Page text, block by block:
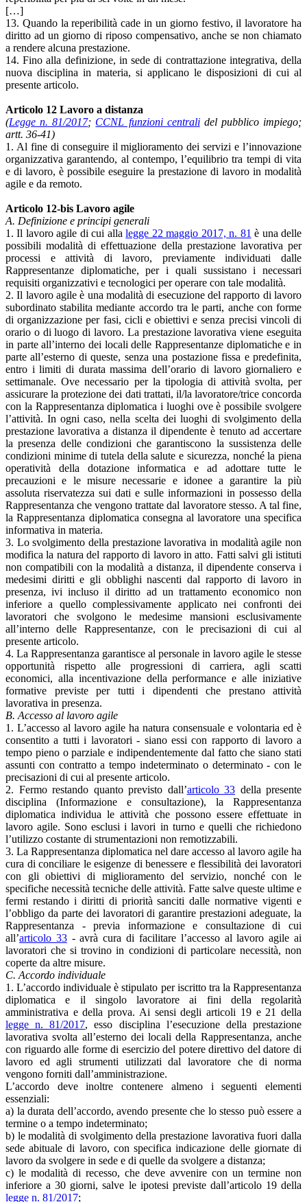
[…]
13. Quando la reperibilità cade in un giorno festivo, il lavoratore ha
diritto ad un giorno di riposo compensativo, anche se non chiamato
a rendere alcuna prestazione.
14. Fino alla definizione, in sede di contrattazione integrativa, della
nuova disciplina in materia, si applicano le disposizioni di cui al
presente articolo.
Articolo 12 Lavoro a distanza
(Legge n. 81/2017; CCNL funzioni centralidel pubblico impiego;
artt. 36-41)
1. Al fine di conseguire il miglioramento dei servizi e l’innovazione
organizzativa garantendo, al contempo, l’equilibrio tra tempi di vita
e di lavoro, è possibile eseguire la prestazione di lavoro in modalità
agile e da remoto.
Articolo 12-bis Lavoro agile
A. Definizione e principi generali
1. Il lavoro agile di cui allalegge 22 maggio 2017, n. 81 è una delle
possibili modalità di effettuazione della prestazione lavorativa per
processi e attività di lavoro, previamente individuati dalle
Rappresentanze diplomatiche, per i quali sussistano i necessari
requisiti organizzativi e tecnologici per operare con tale modalità.
2. Il lavoro agile è una modalità di esecuzione del rapporto di lavoro
subordinato stabilita mediante accordo tra le parti, anche con forme
di organizzazione per fasi, cicli e obiettivi e senza precisi vincoli di
orario o di luogo di lavoro. La prestazione lavorativa viene eseguita
in parte all’interno dei locali delle Rappresentanze diplomatiche e in
parte all’esterno di queste, senza una postazione fissa e predefinita,
entro i limiti di durata massima dell’orario di lavoro giornaliero e
settimanale. Ove necessario per la tipologia di attività svolta, per
assicurare la protezione dei dati trattati, il/la lavoratore/trice concorda
con la Rappresentanza diplomatica i luoghi ove è possibile svolgere
l’attività. In ogni caso, nella scelta dei luoghi di svolgimento della
prestazione lavorativa a distanza il dipendente è tenuto ad accertare
la presenza delle condizioni che garantiscono la sussistenza delle
condizioni minime di tutela della salute e sicurezza, nonché la piena
operatività della dotazione informatica e ad adottare tutte le
precauzioni e le misure necessarie e idonee a garantire la più
assoluta riservatezza sui dati e sulle informazioni in possesso della
Rappresentanza che vengono trattate dal lavoratore stesso. A tal fine,
la Rappresentanza diplomatica consegna al lavoratore una specifica
informativa in materia.
3. Lo svolgimento della prestazione lavorativa in modalità agile non
modifica la natura del rapporto di lavoro in atto. Fatti salvi gli istituti
non compatibili con la modalità a distanza, il dipendente conserva i
medesimi diritti e gli obblighi nascenti dal rapporto di lavoro in
presenza, ivi incluso il diritto ad un trattamento economico non
inferiore a quello complessivamente applicato nei confronti dei
lavoratori che svolgono le medesime mansioni esclusivamente
all’interno delle Rappresentanze, con le precisazioni di cui al
presente articolo.
4. La Rappresentanza garantisce al personale in lavoro agile le stesse
opportunità rispetto alle progressioni di carriera, agli scatti
economici, alla incentivazione della performance e alle iniziative
formative previste per tutti i dipendenti che prestano attività
lavorativa in presenza.
B. Accesso al lavoro agile
1. L’accesso al lavoro agile ha natura consensuale e volontaria ed è
consentito a tutti i lavoratori - siano essi con rapporto di lavoro a
tempo pieno o parziale e indipendentemente dal fatto che siano stati
assunti con contratto a tempo indeterminato o determinato - con le
precisazioni di cui al presente articolo.
2. Fermo restando quanto previsto dall’articolo 33 della presente
disciplina (Informazione e consultazione), la Rappresentanza
diplomatica individua le attività che possono essere effettuate in
lavoro agile. Sono esclusi i lavori in turno e quelli che richiedono
l’utilizzo costante di strumentazioni non remotizzabili.
3. La Rappresentanza diplomatica nel dare accesso al lavoro agile ha
cura di conciliare le esigenze di benessere e flessibilità dei lavoratori
con gli obiettivi di miglioramento del servizio, nonché con le
specifiche necessità tecniche delle attività. Fatte salve queste ultime e
fermi restando i diritti di priorità sanciti dalle normative vigenti e
l’obbligo da parte dei lavoratori di garantire prestazioni adeguate, la
Rappresentanza - previa informazione e consultazione di cui
all’articolo 33- avrà cura di facilitare l’accesso al lavoro agile ai
lavoratori che si trovino in condizioni di particolare necessità, non
coperte da altre misure.
C. Accordo individuale
1. L’accordo individuale è stipulato per iscritto tra la Rappresentanza
diplomatica e il singolo lavoratore ai fini della regolarità
amministrativa e della prova. Ai sensi degli articoli 19 e 21 della
legge n. 81/2017, esso disciplina l’esecuzione della prestazione
lavorativa svolta all’esterno dei locali della Rappresentanza, anche
con riguardo alle forme di esercizio del potere direttivo del datore di
lavoro ed agli strumenti utilizzati dal lavoratore che di norma
vengono forniti dall’amministrazione.
L’accordo deve inoltre contenere almeno i seguenti elementi
essenziali:
a) la durata dell’accordo, avendo presente che lo stesso può essere a
termine o a tempo indeterminato;
b) le modalità di svolgimento della prestazione lavorativa fuori dalla
sede abituale di lavoro, con specifica indicazione delle giornate di
lavoro da svolgere in sede e di quelle da svolgere a distanza;
c) le modalità di recesso, che deve avvenire con un termine non
inferiore a 30 giorni, salve le ipotesi previste dall’articolo 19 della
legge n. 81/2017;